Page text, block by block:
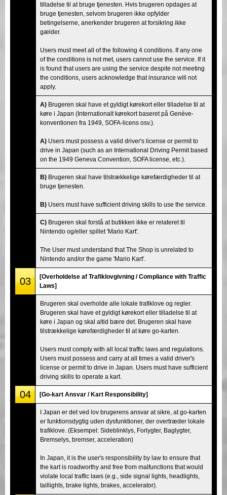
tilladelse til at bruge tjenesten. Hvis brugeren opdages at
bruge tjenesten, selvom brugeren ikke opfylder
betingelserne, anerkender brugeren at forsikring ikke
gælder.
Users must meet all of the following 4 conditions. If any one
of the conditions is not met, users cannot use the service. If it
is found that users are using the service despite not meeting
the conditions, users acknowledge that insurance will not
apply.
A) Brugeren skal have et gyldigt kørekort eller tilladelse til at
køre i Japan (Internationalt kørekort baseret på Genève-
konventionen fra 1949, SOFA-licens osv.).
A) Users must possess a valid driver's license or permit to
drive in Japan (such as an International Driving Permit based
on the 1949 Geneva Convention, SOFA license, etc.).
B) Brugeren skal have tilstrækkelige kørefærdigheder til at
bruge tjenesten.
B) Users must have sufficient driving skills to use the service.
C) Brugeren skal forstå at butikken ikke er relateret til
Nintendo og/eller spillet 'Mario Kart'.
The User must understand that The Shop is unrelated to
Nintendo and/or the game 'Mario Kart'.
03
[Overholdelse af Trafiklovgivning / Compliance with Traffic
Laws]
Brugeren skal overholde alle lokale trafiklove og regler.
Brugeren skal have et gyldigt kørekort eller tilladelse til at
køre i Japan og skal altid bære det. Brugeren skal have
tilstrækkelige kørefærdigheder til at køre go-karten.
Users must comply with all local traffic laws and regulations.
Users must possess and carry at all times a valid driver's
license or permit to drive in Japan. Users must have sufficient
driving skills to operate a kart.
04 [Go-kart Ansvar / Kart Responsibility]
I Japan er det ved lov brugerens ansvar at sikre, at go-karten
er funktionsdygtig uden dysfunktioner, der overtræder lokale
trafiklove. (Eksempel: Sideblinklys, Forlygter, Baglygter,
Bremselys, bremser, acceleration)
In Japan, it is the user's responsibility by law to ensure that
the kart is roadworthy and free from malfunctions that would
violate local traffic laws (e.g., side signal lights, headlights,
taillights, brake lights, brakes, accelerator).